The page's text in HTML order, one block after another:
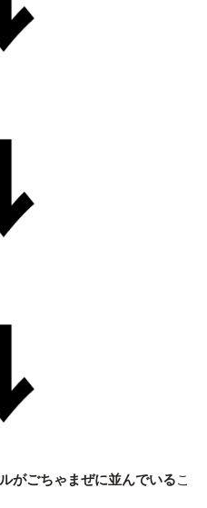
がごちゃまぜに並んでいるこ